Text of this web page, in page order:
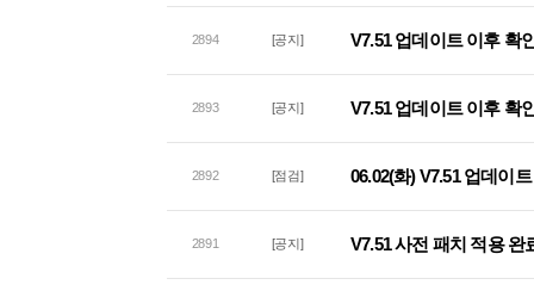
2894 [공지] V7.51 업데이트 이후 확
2893 [공지] V7.51 업데이트 이후 확
2892 [점검] 06.02(화) V7.51 업데이
2891 [공지] V7.51 사전 패치 적용 완